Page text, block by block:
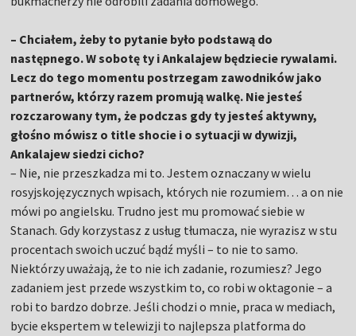
– Chciałem, żeby to pytanie było podstawą do
następnego. W sobotę ty i Ankalajew będziecie rywalami.
Lecz do tego momentu postrzegam zawodników jako
partnerów, którzy razem promują walkę. Nie jesteś
rozczarowany tym, że podczas gdy ty jesteś aktywny,
głośno mówisz o title shocie i o sytuacji w dywizji,
Ankalajew siedzi cicho?
– Nie, nie przeszkadza mi to. Jestem oznaczany w wielu
rosyjskojęzycznych wpisach, których nie rozumiem… a on nie
mówi po angielsku. Trudno jest mu promować siebie w
Stanach. Gdy korzystasz z usług tłumacza, nie wyrazisz w stu
procentach swoich uczuć bądź myśli – to nie to samo.
Niektórzy uważają, że to nie ich zadanie, rozumiesz? Jego
zadaniem jest przede wszystkim to, co robi w oktagonie – a
robi to bardzo dobrze. Jeśli chodzi o mnie, praca w mediach,
bycie ekspertem w telewizji to najlepsza platforma do